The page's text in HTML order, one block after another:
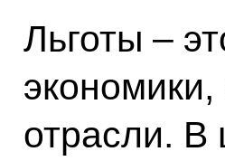
Льготы –
отрасли.